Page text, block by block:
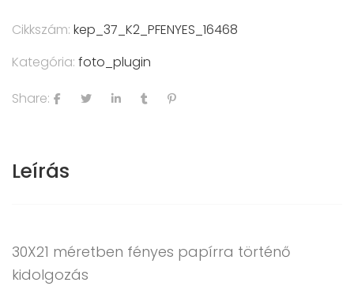
Cikkszám: kep_37_K2_PFENYES_16468
Kategória: foto_plugin
Share:
Leírás
30X21 méretben fényes papírra történő
kidolgozás